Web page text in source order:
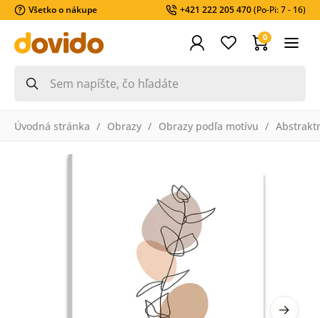
Všetko o nákupe +421 222 205 470(Po-Pi: 7 - 16)
0
Úvodná stránka Obrazy Obrazy podľa motívu